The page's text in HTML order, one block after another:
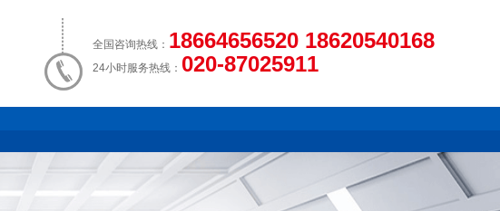
全国咨询热线： 18664656520 18620540168
24小时服务热线： 020-87025911